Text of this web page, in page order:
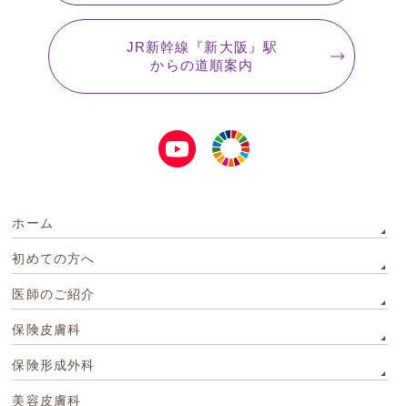
JR新幹線『新大阪』駅
からの道順案内
ホーム
初めての方へ
医師のご紹介
保険皮膚科
保険形成外科
美容皮膚科